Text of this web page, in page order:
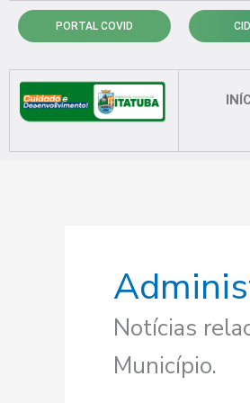
para
conteúdo
PORTAL COVID
Notícias
Município.